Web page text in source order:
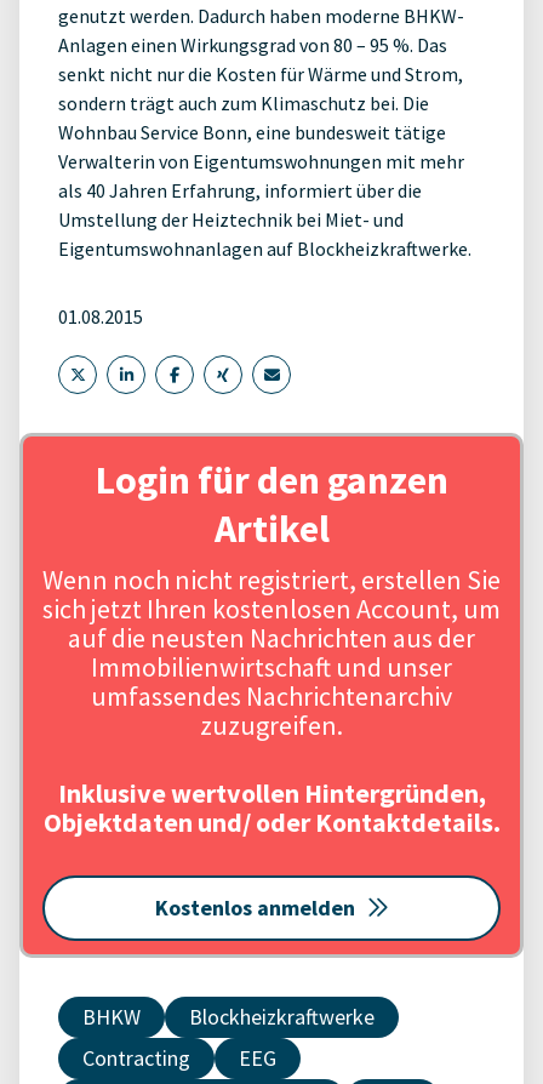
genutzt werden. Dadurch haben moderne BHKW-
Anlagen einen Wirkungsgrad von 80 – 95 %. Das
senkt nicht nur die Kosten für Wärme und Strom,
sondern trägt auch zum Klimaschutz bei. Die
Wohnbau Service Bonn, eine bundesweit tätige
Verwalterin von Eigentumswohnungen mit mehr
als 40 Jahren Erfahrung, informiert über die
Umstellung der Heiztechnik bei Miet- und
Eigentumswohnanlagen auf Blockheizkraftwerke.
01.08.2015
Login für den ganzen
Artikel
Wenn noch nicht registriert, erstellen Sie
sich jetzt Ihren kostenlosen Account, um
auf die neusten Nachrichten aus der
Immobilienwirtschaft und unser
umfassendes Nachrichtenarchiv
zuzugreifen.
Inklusive wertvollen Hintergründen,
Objektdaten und/ oder Kontaktdetails.
Kostenlos anmelden
BHKW
Blockheizkraftwerke
Contracting
EEG